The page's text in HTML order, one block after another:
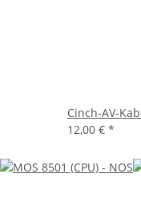
Cinch-AV-
12,00 € *